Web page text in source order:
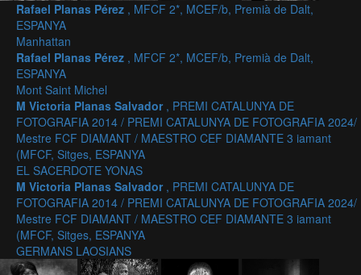
Rafael Planas Pérez , MFCF 2*, MCEF/b, Premià de Dalt,
ESPANYA
Manhattan
Rafael Planas Pérez , MFCF 2*, MCEF/b, Premià de Dalt,
ESPANYA
Mont Saint Michel
M Victoria Planas Salvador , PREMI CATALUNYA DE
FOTOGRAFIA 2014 / PREMI CATALUNYA DE FOTOGRAFIA 2024/
Mestre FCF DIAMANT / MAESTRO CEF DIAMANTE 3 iamant
(MFCF, Sitges, ESPANYA
EL SACERDOTE YONAS
M Victoria Planas Salvador , PREMI CATALUNYA DE
FOTOGRAFIA 2014 / PREMI CATALUNYA DE FOTOGRAFIA 2024/
Mestre FCF DIAMANT / MAESTRO CEF DIAMANTE 3 iamant
(MFCF, Sitges, ESPANYA
GERMANS LAOSIANS